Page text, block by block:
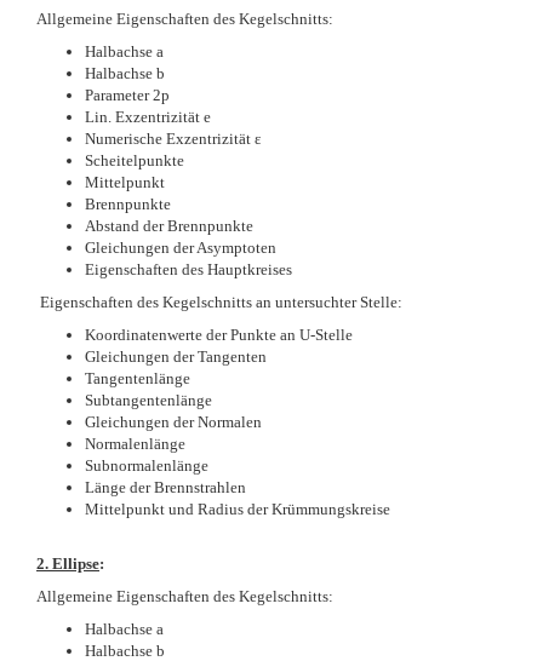
Allgemeine Eigenschaften des Kegelschnitts:
Halbachse a
Halbachse b
Parameter 2p
Lin. Exzentrizität e
Numerische Exzentrizität ε
Scheitelpunkte
Mittelpunkt
Brennpunkte
Abstand der Brennpunkte
Gleichungen der Asymptoten
Eigenschaften des Hauptkreises
Eigenschaften des Kegelschnitts an untersuchter Stelle:
Koordinatenwerte der Punkte an U-Stelle
Gleichungen der Tangenten
Tangentenlänge
Subtangentenlänge
Gleichungen der Normalen
Normalenlänge
Subnormalenlänge
Länge der Brennstrahlen
Mittelpunkt und Radius der Krümmungskreise
2. Ellipse:
Allgemeine Eigenschaften des Kegelschnitts:
Halbachse a
Halbachse b